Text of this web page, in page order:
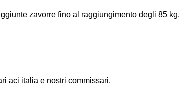
zavorre fino al raggiungimento degli 85 kg.
aci italia e nostri commissari.